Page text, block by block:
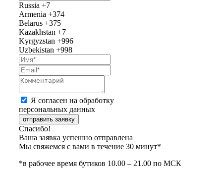
Russia +7
Armenia +374
Belarus +375
Kazakhstan +7
Kyrgyzstan +996
Uzbekistan +998
Я согласен на обработку
персональных данных
отправить заявку
Спасибо!
Ваша заявка успешно отправлена
Мы свяжемся с вами в течение 30 минут*
*в рабочее время бутиков 10.00 – 21.00 по МСК